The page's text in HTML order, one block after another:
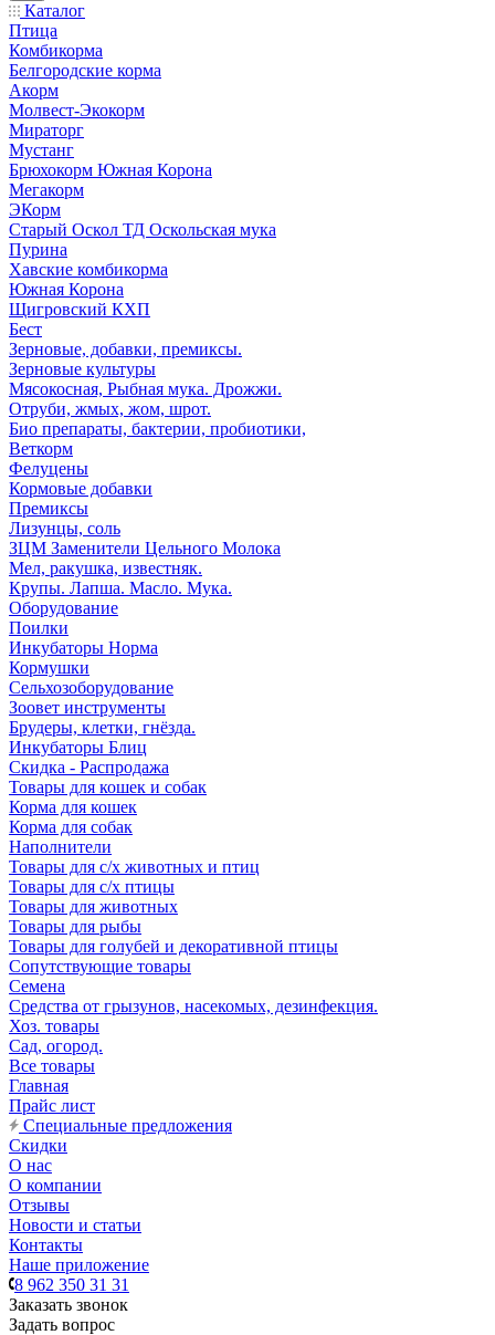
Каталог
Птица
Комбикорма
Белгородские корма
Акорм
Молвест-Экокорм
Мираторг
Мустанг
Брюхокорм Южная Корона
Мегакорм
ЭКорм
Старый Оскол ТД Оскольская мука
Пурина
Хавские комбикорма
Южная Корона
Щигровский КХП
Бест
Зерновые, добавки, премиксы.
Зерновые культуры
Мясокосная, Рыбная мука. Дрожжи.
Отруби, жмых, жом, шрот.
Био препараты, бактерии, пробиотики,
Веткорм
Фелуцены
Кормовые добавки
Премиксы
Лизунцы, соль
ЗЦМ Заменители Цельного Молока
Мел, ракушка, известняк.
Крупы. Лапша. Масло. Мука.
Оборудование
Поилки
Инкубаторы Норма
Кормушки
Сельхозоборудование
Зоовет инструменты
Брудеры, клетки, гнёзда.
Инкубаторы Блиц
Скидка - Распродажа
Товары для кошек и собак
Корма для кошек
Корма для собак
Наполнители
Товары для с/х животных и птиц
Товары для с/х птицы
Товары для животных
Товары для рыбы
Товары для голубей и декоративной птицы
Сопутствующие товары
Семена
Средства от грызунов, насекомых, дезинфекция.
Хоз. товары
Сад, огород.
Все товары
Главная
Прайс лист
Специальные предложения
Скидки
О нас
О компании
Отзывы
Новости и статьи
Контакты
Наше приложение
8 962 350 31 31
Заказать звонок
Задать вопрос